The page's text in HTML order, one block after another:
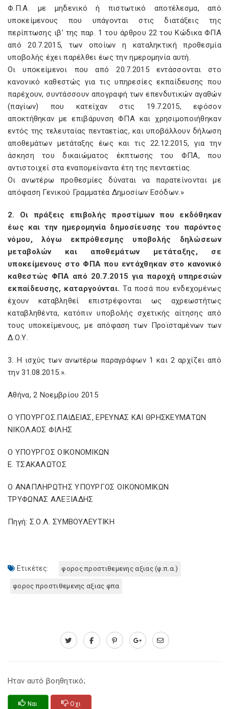
Φ.Π.Α. με μηδενικό ή πιστωτικό αποτέλεσμα, από
υποκείμενους που υπάγονται στις διατάξεις της
περίπτωσης ιβ’ της παρ. 1 του άρθρου 22 του Κώδικα ΦΠΑ
από 20.7.2015, των οποίων η καταληκτική προθεσμία
υποβολής έχει παρέλθει έως την ημερομηνία αυτή.
Οι υποκείμενοι που από 20.7.2015 εντάσσονται στο
κανονικό καθεστώς για τις υπηρεσίες εκπαίδευσης που
παρέχουν, συντάσσουν απογραφή των επενδυτικών αγαθών
(παγίων) που κατείχαν στις 19.7.2015, εφόσον
αποκτήθηκαν με επιβάρυνση ΦΠΑ και χρησιμοποιήθηκαν
εντός της τελευταίας πενταετίας, και υποβάλλουν δήλωση
αποθεμάτων μετάταξης έως και τις 22.12.2015, για την
άσκηση του δικαιώματος έκπτωσης του ΦΠΑ, που
αντιστοιχεί στα εναπομείναντα έτη της πενταετίας.
Οι ανωτέρω προθεσμίες δύναται να παρατείνονται με
απόφαση Γενικού Γραμματέα Δημοσίων Εσόδων.»
2. Οι πράξεις επιβολής προστίμων που εκδόθηκαν
έως και την ημερομηνία δημοσίευσης του παρόντος
νόμου, λόγω εκπρόθεσμης υποβολής δηλώσεων
μεταβολών και αποθεμάτων μετάταξης, σε
υποκείμενους στο ΦΠΑ που εντάχθηκαν στο κανονικό
καθεστώς ΦΠΑ από 20.7.2015 για παροχή υπηρεσιών
εκπαίδευσης, καταργούνται.Τα ποσά που ενδεχομένως
έχουν καταβληθεί επιστρέφονται ως αχρεωστήτως
καταβληθέντα, κατόπιν υποβολής σχετικής αίτησης από
τους υποκείμενους, με απόφαση των Προϊσταμένων των
Δ.Ο.Υ.
3. Η ισχύς των ανωτέρω παραγράφων 1 και 2 αρχίζει από
την 31.08.2015.».
Αθήνα, 2 Νοεμβρίου 2015
Ο ΥΠΟΥΡΓΟΣ.ΠΑΙΔΕΙΑΣ, ΕΡΕΥΝΑΣ ΚΑΙ ΘΡΗΣΚΕΥΜΑΤΩΝ
ΝΙΚΟΛΑΟΣ ΦΙΛΗΣ
Ο ΥΠΟΥΡΓΟΣ ΟΙΚΟΝΟΜΙΚΩΝ
Ε. ΤΣΑΚΑΛΩΤΟΣ
Ο ΑΝΑΠΛΗΡΩΤΗΣ ΥΠΟΥΡΓΟΣ ΟΙΚΟΝΟΜΙΚΩΝ
ΤΡΥΦΩΝΑΣ ΑΛΕΞΙΑΔΗΣ
Πηγή: Σ.Ο.Λ. ΣΥΜΒΟΥΛΕΥΤΙΚΗ
Ετικέτες: φορος προστιθεμενης αξιας (φ.π.α.)
φορος προστιθεμενης αξιας φπα
Ηταν αυτό βοηθητικό;
Ναι Οχι